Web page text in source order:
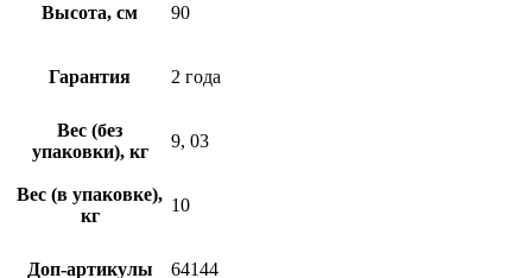
Высота, см 90
Гарантия 2 года
Вес (без
упаковки), кг
9, 03
Вес (в упаковке),
кг
10
Доп-артикулы 64144